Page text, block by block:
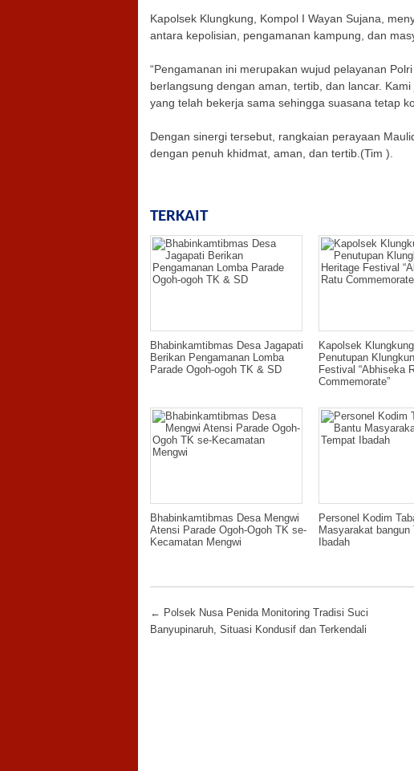
Kapolsek Klungkung, Kompol I Wayan Sujana,
antara kepolisian, pengamanan kampung, dan
“Pengamanan ini merupakan wujud pelayanan
berlangsung dengan aman, tertib, dan lancar.
yang telah bekerja sama sehingga suasana tetap
Dengan sinergi tersebut, rangkaian perayaan
dengan penuh khidmat, aman, dan tertib.(Tim ).
TERKAIT
Bhabinkamtibmas Desa Jagapati
Berikan Pengamanan Lomba
Parade Ogoh-ogoh TK & SD
Kapolsek
Penutupan
Festival “Abhiseka
Commemorate”
Bhabinkamtibmas Desa Mengwi
Atensi Parade Ogoh-Ogoh TK se-
Kecamatan Mengwi
Personel Kodim
Masyarakat bangun
Ibadah
Post navigation
← Polsek Nusa Penida Monitoring Tradisi Suci
Banyupinaruh, Situasi Kondusif dan Terkendali